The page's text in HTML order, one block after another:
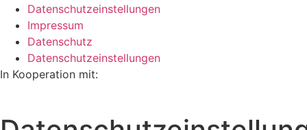
Datenschutzeinstellungen
Impressum
Datenschutz
Datenschutzeinstellungen
In Kooperation mit: